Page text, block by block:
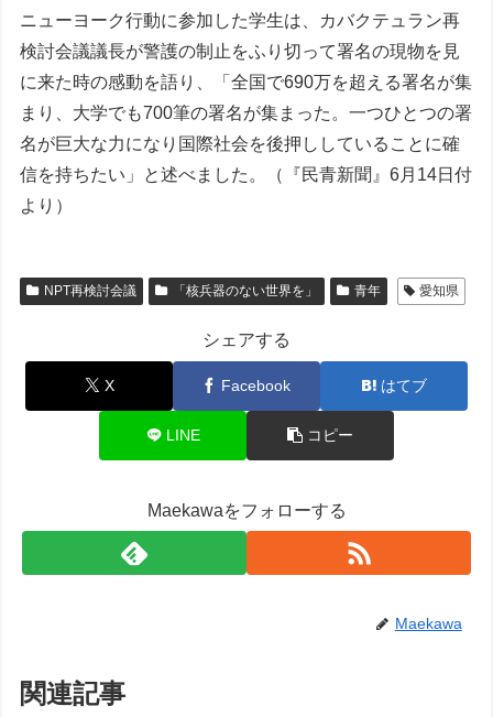
ニューヨーク行動に参加した学生は、カバクテュラン再
検討会議議長が警護の制止をふり切って署名の現物を見
に来た時の感動を語り、「全国で690万を超える署名が集
まり、大学でも700筆の署名が集まった。一つひとつの署
名が巨大な力になり国際社会を後押ししていることに確
信を持ちたい」と述べました。（『民青新聞』6月14日付
より）
NPT再検討会議 「核兵器のない世界を」 青年 愛知県
シェアする
X Facebook はてブ
LINE コピー
Maekawaをフォローする
Maekawa
関連記事